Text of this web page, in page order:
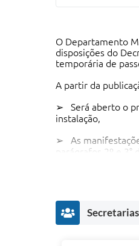
O Departamento
disposições do
temporária de
A partir da
➢ Será aberto o
instalação,
➢ As
parágrafos 2º e
➢ . Transcorridos
Eventuais